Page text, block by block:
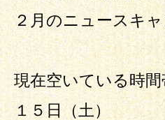
２月のニュースキ
現在空いている時
１５日（土）